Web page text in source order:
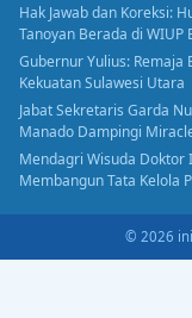
Hak Jawab dan Koreksi:
Tanoyan Berada di WIUP
Gubernur Yulius:
Kekuatan Sulawesi Utara
Jabat Sekretaris Garda
Manado Dampingi
Mendagri Wisuda Doktor
Membangun Tata Kelola
© 2026